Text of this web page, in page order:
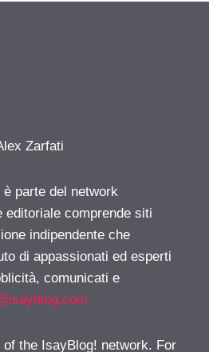
Zarfati
parte del network
editoriale comprende siti
indipendente che
di appassionati ed esperti
comunicati e
the IsayBlog! network. For